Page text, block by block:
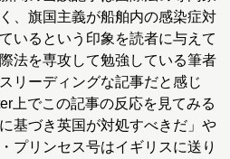
、旗国主義が船舶内の感染症対
いるという印象を読者に与えて
法を専攻して勉強している筆者
リーディングな記事だと感じ
上でこの記事の反応を見てみる
基づき英国が対処すべきだ」や
プリンセス号はイギリスに送り